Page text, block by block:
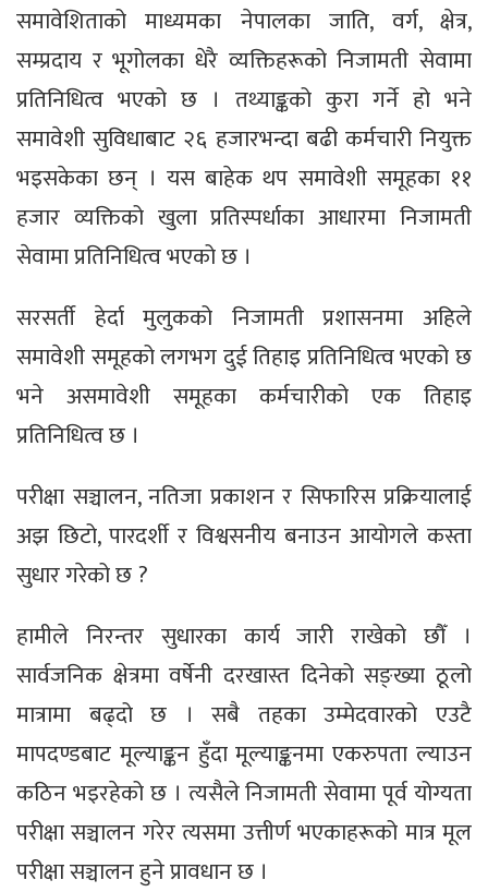
समावेशिताको माध्यमका नेपालका जाति, वर्ग, क्षेत्र,
सम्प्रदाय र भूगोलका धेरै व्यक्तिहरूको निजामती सेवामा
प्रतिनिधित्व भएको छ । तथ्याङ्कको कुरा गर्ने हो भने
समावेशी सुविधाबाट २६ हजारभन्दा बढी कर्मचारी नियुक्त
भइसकेका छन् । यस बाहेक थप समावेशी समूहका ११
हजार व्यक्तिको खुला प्रतिस्पर्धाका आधारमा निजामती
सेवामा प्रतिनिधित्व भएको छ ।
सरसर्ती हेर्दा मुलुकको निजामती प्रशासनमा अहिले
समावेशी समूहको लगभग दुई तिहाइ प्रतिनिधित्व भएको छ
भने असमावेशी समूहका कर्मचारीको एक तिहाइ
प्रतिनिधित्व छ ।
परीक्षा सञ्चालन, नतिजा प्रकाशन र सिफारिस प्रक्रियालाई
अझ छिटो, पारदर्शी र विश्वसनीय बनाउन आयोगले कस्ता
सुधार गरेको छ ?
हामीले निरन्तर सुधारका कार्य जारी राखेको छौँ ।
सार्वजनिक क्षेत्रमा वर्षेनी दरखास्त दिनेको सङ्ख्या ठूलो
मात्रामा बढ्दो छ । सबै तहका उम्मेदवारको एउटै
मापदण्डबाट मूल्याङ्कन हुँदा मूल्याङ्कनमा एकरुपता ल्याउन
कठिन भइरहेको छ । त्यसैले निजामती सेवामा पूर्व योग्यता
परीक्षा सञ्चालन गरेर त्यसमा उत्तीर्ण भएकाहरूको मात्र मूल
परीक्षा सञ्चालन हुने प्रावधान छ ।